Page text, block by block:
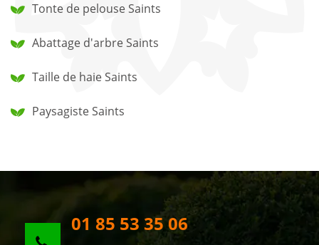
Tonte de pelouse Saints
Abattage d'arbre Saints
Taille de haie Saints
Paysagiste Saints
01 85 53 35 06